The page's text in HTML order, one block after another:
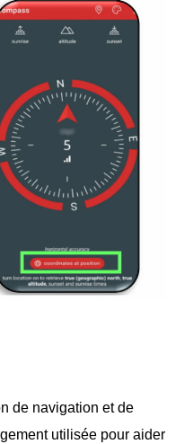
de navigation et de
utilisée pour aider